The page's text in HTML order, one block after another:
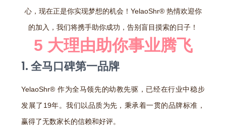
心，现在正是你实现梦想的机会！YelaoShr® 热情欢迎你
的加入，我们将携手助你成功，告别盲目摸索的日子！
5 大理由助你事业腾飞
1. 全马口碑第一品牌
YelaoShr® 作为全马领先的幼教先驱，已经在行业中稳步
发展了19年。我们以品质为先，秉承着一贯的品牌标准，
赢得了无数家长的信赖和好评。